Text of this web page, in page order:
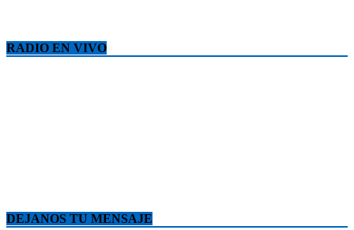
RADIO EN VIVO
DEJANOS TU MENSAJE